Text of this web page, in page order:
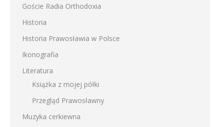
Goście Radia Orthodoxia
Historia
Historia Prawosławia w Polsce
Ikonografia
Literatura
Książka z mojej półki
Przegląd Prawosławny
Muzyka cerkiewna